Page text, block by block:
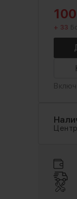
100
+ 33